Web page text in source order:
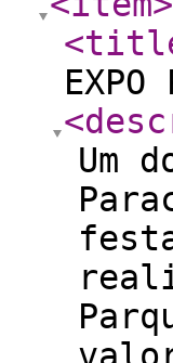
EXPO
Um